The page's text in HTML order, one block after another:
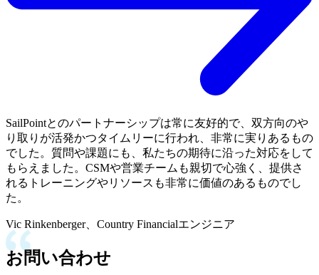
SailPointとのパートナーシップは常に友好的で、双方向のや
り取りが活発かつタイムリーに行われ、非常に実りあるもの
でした。質問や課題にも、私たちの期待に沿った対応をして
もらえました。CSMや営業チームも親切で心強く、提供さ
れるトレーニングやリソースも非常に価値のあるものでし
た。
Vic Rinkenberger、Country Financialエンジニア
お問い合わせ